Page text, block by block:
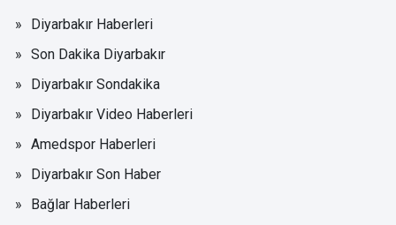
Diyarbakır Haberleri
Son Dakika Diyarbakır
Diyarbakır Sondakika
Diyarbakır Video Haberleri
Amedspor Haberleri
Diyarbakır Son Haber
Bağlar Haberleri